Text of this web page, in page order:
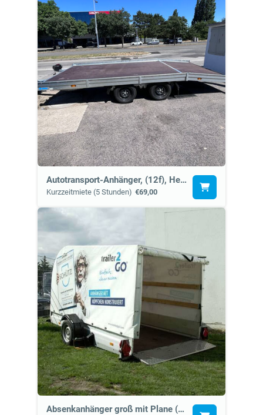
Autotransport-Anhänger, (12f), Heck abgeschrägt
Kurzzeitmiete (5 Stunden) €69,00
Absenkanhänger groß mit Plane (7k)